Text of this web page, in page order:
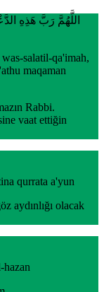
اللَّهُمَّ رَبَّ هَذِهِ
salatil-qa'imah,
maqaman
Rabbi.
vaat ettiğin
qurrata a'yun
aydınlığı olacak